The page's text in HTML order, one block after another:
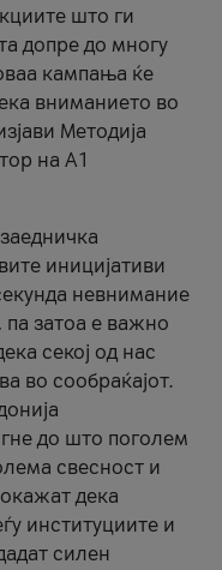
што ги
допре до многу
кампања ќе
вниманието во
Методија
на А1
иницијативи
невнимание
затоа е важно
секој од нас
во сообраќајот.
до што поголем
свесност и
дека
институциите и
силен